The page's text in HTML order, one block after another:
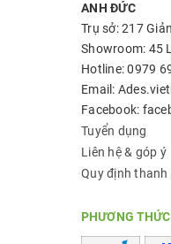
ANH ĐỨC
Trụ sở: 217
Showroom: 45
Hotline: 0979
Email:
Facebook:
Tuyển dụng
Liên hệ & góp ý
Quy định thanh
PHƯƠNG